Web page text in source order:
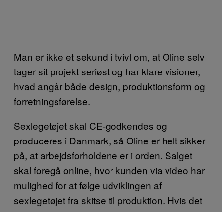
Man er ikke et sekund i tvivl om, at Oline selv
tager sit projekt seriøst og har klare visioner,
hvad angår både design, produktionsform og
forretningsførelse.
Sexlegetøjet skal CE-godkendes og
produceres i Danmark, så Oline er helt sikker
på, at arbejdsforholdene er i orden. Salget
skal foregå online, hvor kunden via video har
mulighed for at følge udviklingen af
sexlegetøjet fra skitse til produktion. Hvis det